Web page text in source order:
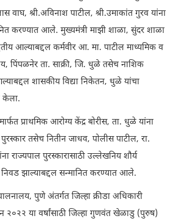
वाघ, श्री.अविनाश पाटील, श्री.उमाकांत गुरव यांना
करण्यात आले. मुख्यमंत्री माझी शाळा, सुंदर शाळा
आल्याबद्दल कर्मवीर आ. मा. पाटील माध्यमिक व
पिंपळनेर ता. साक्री, जि. धुळे तसेच नाशिक
शासकीय विद्या निकेतन, धुळे यांचा
केला.
प्राथमिक आरोग्य केंद्र बोरीस, ता. धुळे यांना
तसेच नितीन जाधव, पोलीस पाटील, रा.
राज्यपाल पुरस्कारासाठी उल्लेखनिय शौर्य
निवड झाल्याबद्दल सन्मानित करण्यात आले.
पुणे अंतर्गत जिल्हा क्रीडा अधिकारी
२०२२ या वर्षांसाठी जिल्हा गुणवंत खेळाडु (पुरुष)